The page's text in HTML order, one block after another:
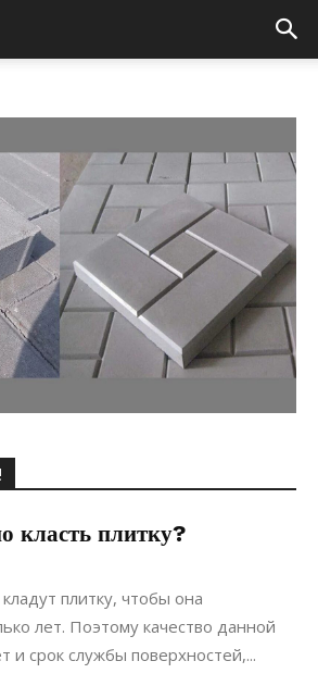
класть плитку?
плитку, чтобы она
лет. Поэтому качество данной
и срок службы поверхностей,...